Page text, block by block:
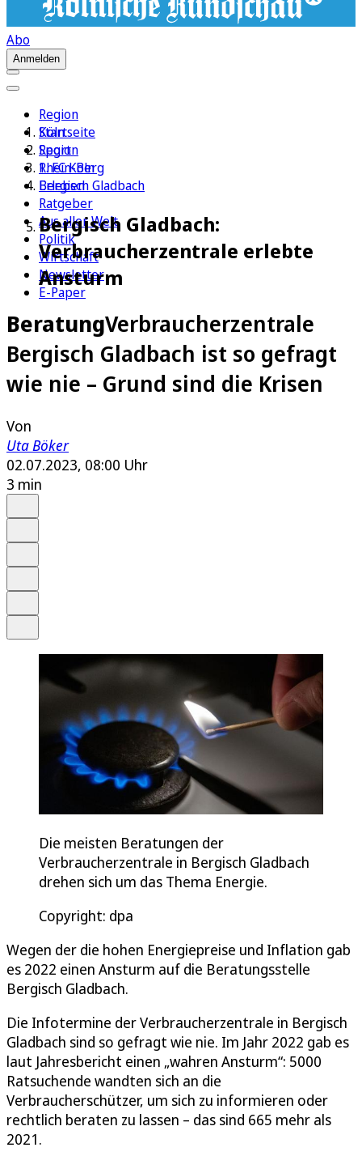
Abo
Anmelden
Region
Köln
Sport
1. FC Köln
Erleben
Ratgeber
Aus aller Welt
Politik
Wirtschaft
Newsletter
E-Paper
Startseite
Region
Rhein-Berg
Bergisch Gladbach
Bergisch Gladbach:
Verbraucherzentrale erlebte
Ansturm
BeratungVerbraucherzentrale
Bergisch Gladbach ist so gefragt
wie nie – Grund sind die Krisen
Von
Uta Böker
02.07.2023, 08:00 Uhr
3 min
Die meisten Beratungen der
Verbraucherzentrale in Bergisch Gladbach
drehen sich um das Thema Energie.
Copyright: dpa
Wegen der die hohen Energiepreise und Inflation gab
es 2022 einen Ansturm auf die Beratungsstelle
Bergisch Gladbach.
Die Infotermine der Verbraucherzentrale in Bergisch
Gladbach sind so gefragt wie nie. Im Jahr 2022 gab es
laut Jahresbericht einen „wahren Ansturm“: 5000
Ratsuchende wandten sich an die
Verbraucherschützer, um sich zu informieren oder
rechtlich beraten zu lassen – das sind 665 mehr als
2021.